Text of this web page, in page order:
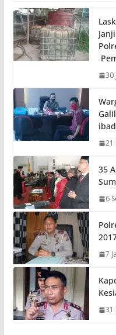
30
21
35
6
7
31